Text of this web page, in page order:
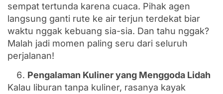
sempat tertunda karena cuaca. Pihak agen
langsung ganti rute ke air terjun terdekat biar
waktu nggak kebuang sia-sia. Dan tahu nggak?
Malah jadi momen paling seru dari seluruh
perjalanan!
Pengalaman Kuliner yang Menggoda Lidah
Kalau liburan tanpa kuliner, rasanya kayak